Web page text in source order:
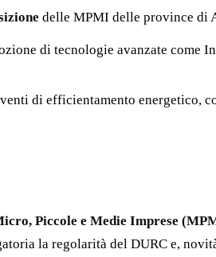
delle MPMI delle province di
di tecnologie avanzate come
di efficientamento energetico,
Piccole e Medie Imprese
la regolarità del DURC e,